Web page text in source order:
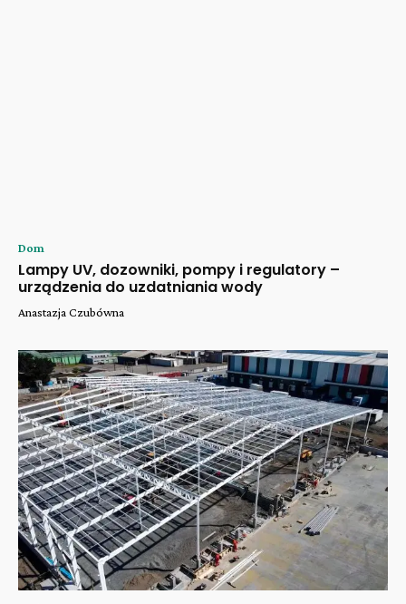
Dom
Lampy UV, dozowniki, pompy i regulatory –
urządzenia do uzdatniania wody
Anastazja Czubówna